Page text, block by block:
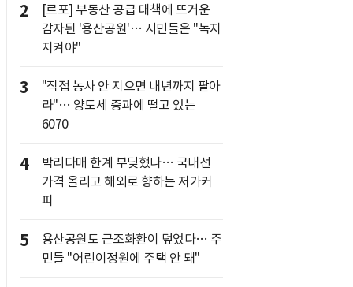
2
[르포] 부동산 공급 대책에 뜨거운
감자된 '용산공원'… 시민들은 "녹지
지켜야"
3
"직접 농사 안 지으면 내년까지 팔아
라"… 양도세 중과에 떨고 있는
6070
4
박리다매 한계 부딪혔나… 국내선
가격 올리고 해외로 향하는 저가커
피
5
용산공원도 근조화환이 덮었다… 주
민들 "어린이정원에 주택 안 돼"